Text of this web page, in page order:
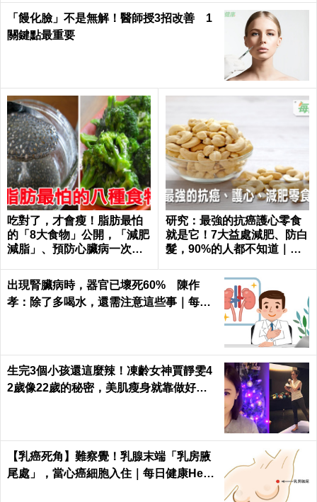
「饅化臉」不是無解！醫師授3招改善 1
關鍵點最重要
吃對了，才會瘦！脂肪最怕
的「8大食物」公開，「減肥
減脂」、預防心臟病一次滿
研究：最強的抗癌護心零食
就是它！7大益處減肥、防白
髮，90%的人都不知道｜每
出現腎臟病時，器官已壞死60% 陳作
孝：除了多喝水，還需注意這些事｜每日
生完3個小孩還這麼辣！凍齡女神賈靜雯4
2歲像22歲的秘密，美肌瘦身就靠做好這3
【乳癌死角】難察覺！乳腺末端「乳房腋
尾處」，當心癌細胞入住｜每日健康Healt